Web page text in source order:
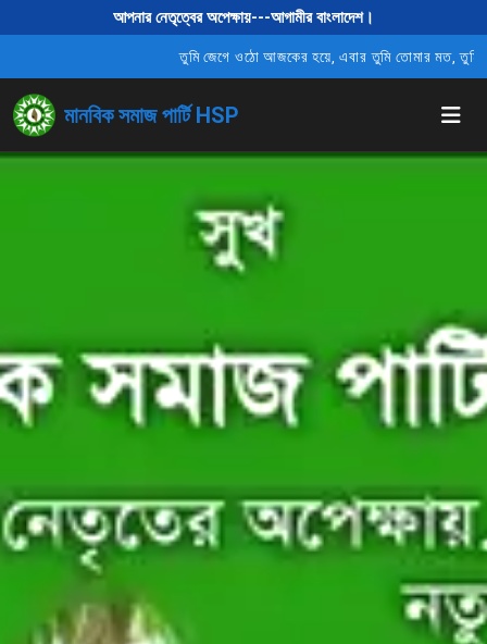
আপনার নেতৃত্বের অপেক্ষায়---আগামীর বাংলাদেশ।
তুমি জেগে ওঠো আজকের হয়ে, এবার তুমি তোমার মত, তুমি
মানবিক সমাজ পার্টি HSP